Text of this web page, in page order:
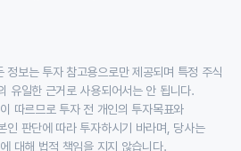
정보는 투자 참고용으로만 제공되며 특정 주식
유일한 근거로 사용되어서는 안 됩니다.
따르므로 투자 전 개인의 투자목표와
인 판단에 따라 투자하시기 바라며, 당사는
대해 법적 책임을 지지 않습니다.